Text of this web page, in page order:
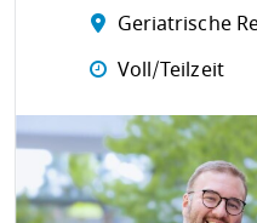
Geriatrische
Voll/Teilzeit